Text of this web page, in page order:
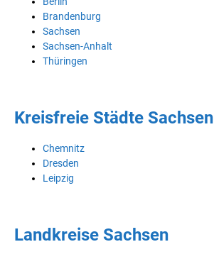
Brandenburg
Sachsen
Sachsen-Anhalt
Thüringen
Kreisfreie Städte Sachsen
Chemnitz
Dresden
Leipzig
Landkreise Sachsen